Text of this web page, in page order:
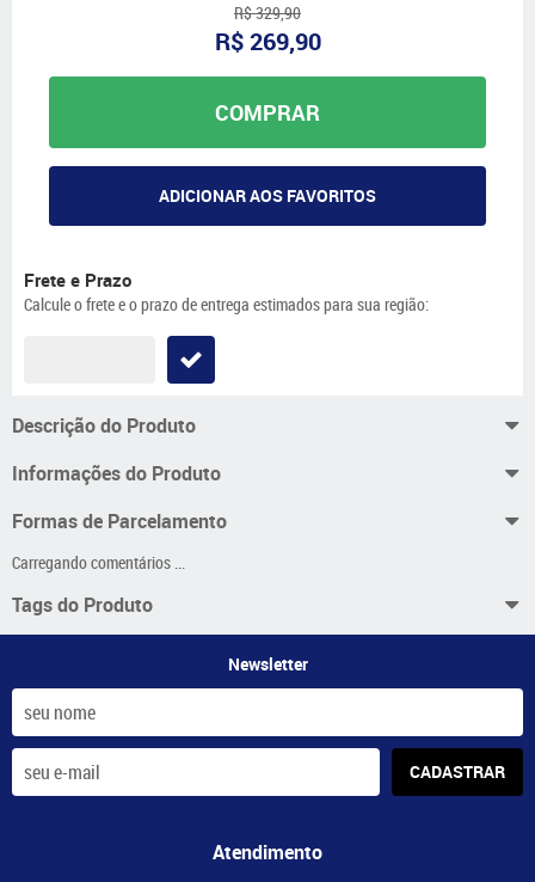
R$ 329,90
R$ 269,90
COMPRAR
ADICIONAR AOS FAVORITOS
Frete e Prazo
Calcule o frete e o prazo de entrega estimados para sua região:
Descrição do Produto
Informações do Produto
Formas de Parcelamento
Carregando comentários ...
Tags do Produto
Newsletter
CADASTRAR
Atendimento